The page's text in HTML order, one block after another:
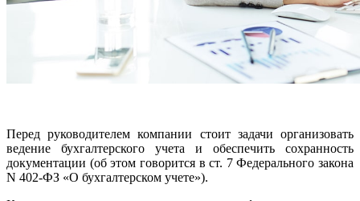
Перед руководителем компании стоит задачи организовать
ведение бухгалтерского учета и обеспечить сохранность
документации (об этом говорится в ст. 7 Федерального закона
N 402-ФЗ «О бухгалтерском учете»).